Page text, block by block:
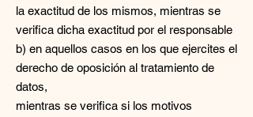
la exactitud de los mismos, mientras se
verifica dicha exactitud por el responsable
b) en aquellos casos en los que ejercites el
derecho de oposición al tratamiento de
datos,
mientras se verifica si los motivos